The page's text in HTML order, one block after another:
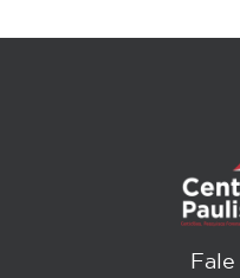
Fale